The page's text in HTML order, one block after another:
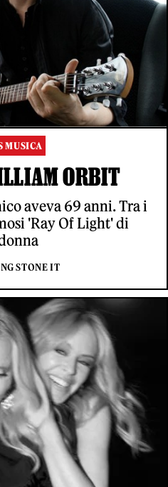
MUSICA
ORBIT
aveva 69 anni. Tra i
'Ray Of Light' di
STONE IT